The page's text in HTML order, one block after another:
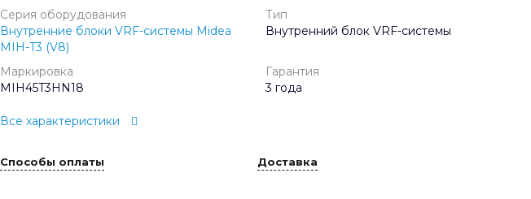
Серия оборудования
Внутренние блоки VRF-системы Midea
MIH-T3 (V8)
Тип
Внутренний блок VRF-системы
Маркировка
MIH45T3HN18
Гарантия
3 года
Все характеристики
Способы оплаты Доставка